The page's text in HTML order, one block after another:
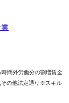
業
間外労働分の割増賃金
その他法定通り※スキル